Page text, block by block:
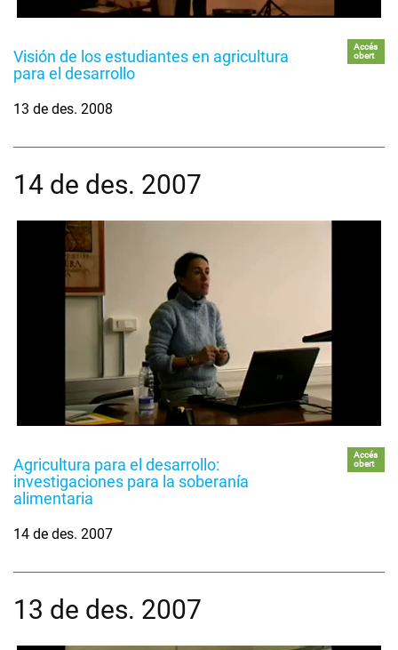
Visión de los estudiantes en agricultura
para el desarrollo
Accés
obert
13 de des. 2008
14 de des. 2007
Agricultura para el desarrollo:
investigaciones para la soberanía
alimentaria
Accés
obert
14 de des. 2007
13 de des. 2007